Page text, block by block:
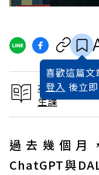
喜歡這篇文
登入 後立
本文出自
生課
過去幾個月
ChatGPT與